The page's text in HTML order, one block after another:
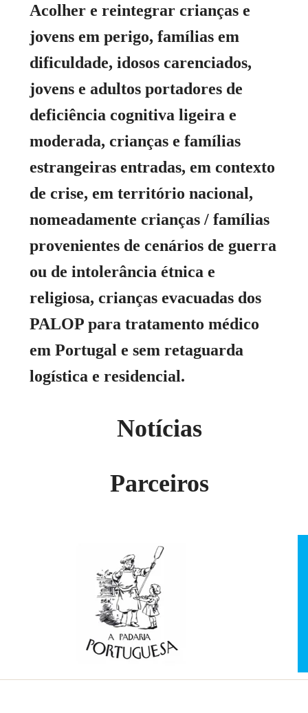
Acolher e reintegrar crianças e
jovens em perigo, famílias em
dificuldade, idosos carenciados,
jovens e adultos portadores de
deficiência cognitiva ligeira e
moderada, crianças e famílias
estrangeiras entradas, em contexto
de crise, em território nacional,
nomeadamente crianças / famílias
provenientes de cenários de guerra
ou de intolerância étnica e
religiosa, crianças evacuadas dos
PALOP para tratamento médico
em Portugal e sem retaguarda
logística e residencial.
Notícias
Parceiros